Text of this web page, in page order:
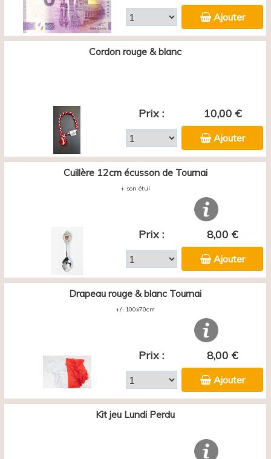
Ajouter
Cordon rouge & blanc
Prix : 10,00 €
Ajouter
Cuillère 12cm écusson de Tournai
+ son étui
Prix : 8,00 €
Ajouter
Drapeau rouge & blanc Tournai
+/- 100x70cm
Prix : 8,00 €
Ajouter
Kit jeu Lundi Perdu